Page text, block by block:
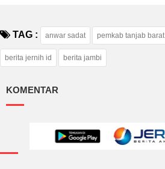
TAG : anwar sadat pemkab tanjab barat
berita jernih id berita jambi
KOMENTAR